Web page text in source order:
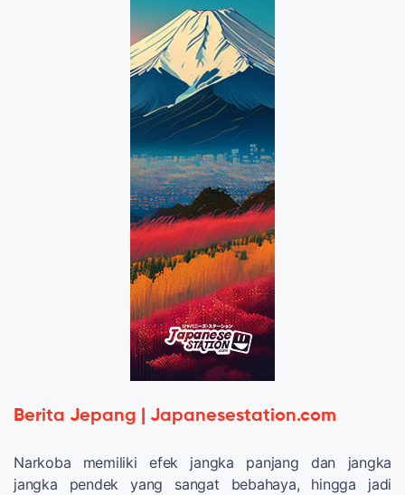
Berita Jepang | Japanesestation.com
Narkoba memiliki efek jangka panjang dan jangka
jangka pendek yang sangat bebahaya, hingga jadi